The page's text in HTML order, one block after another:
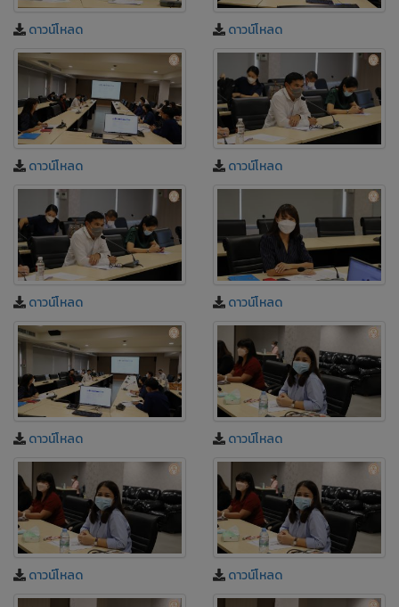
ดาวน์โหลด ดาวน์โหลด
ดาวน์โหลด ดาวน์โหลด
ดาวน์โหลด ดาวน์โหลด
ดาวน์โหลด ดาวน์โหลด
ดาวน์โหลด ดาวน์โหลด